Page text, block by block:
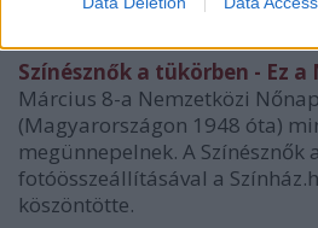
Művészetek Házából.
Színésznők a tükörben - Ez
Március 8-a Nemzetközi
(Magyarországon 1948 óta)
megünnepelnek. A
fotóösszeállításával a
köszöntötte.